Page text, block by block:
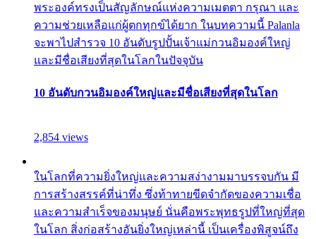
พระองค์ทรงเป็นสัญลักษณ์แห่งความเมตตา กรุณา และ
ความช่วยเหลือแก่ผู้ตกทุกข์ได้ยาก ในบทความนี้ Palanla
จะพาไปสำรวจ 10 อันดับรูปปั้นเจ้าแม่กวนอิมองค์ใหญ่
และมีชื่อเสียงที่สุดในโลกในปัจจุบัน
10 อันดับกวนอิมองค์ใหญ่และมีชื่อเสียงที่สุดในโลก
2,854 views
ในโลกที่ความยิ่งใหญ่และความสง่างามมาบรรจบกัน มี
การสร้างสรรค์ที่น่าทึ่ง ซึ่งท้าทายขีดจำกัดของความเชื่อ
และความสำเร็จของมนุษย์ นั่นคือพระพุทธรูปที่ใหญ่ที่สุด
ในโลก สิ่งก่อสร้างอันยิ่งใหญ่เหล่านี้ เป็นเครื่องพิสูจน์ถึง